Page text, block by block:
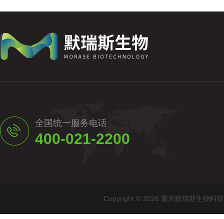
全国统一服务电话
400-021-2200
Copyright © 2026 重庆默瑞斯生物科